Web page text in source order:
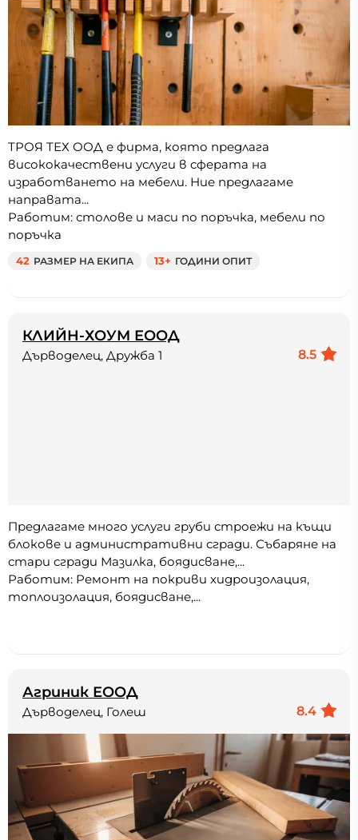
ТРОЯ ТЕХ ООД е фирма, която предлага
висококачествени услуги в сферата на
изработването на мебели. Ние предлагаме
направата...
Работим: столове и маси по поръчка, мебели по
поръчка
42 РАЗМЕР НА ЕКИПА 13+ ГОДИНИ ОПИТ
КЛИЙН-ХОУМ ЕООД
8.5
Дърводелец, Дружба 1
Предлагаме много услуги груби строежи на къщи
блокове и административни сгради. Събаряне на
стари сгради Мазилка, боядисване,...
Работим: Ремонт на покриви хидроизолация,
топлоизолация, боядисване,...
Агриник ЕООД
8.4
Дърводелец, Голеш